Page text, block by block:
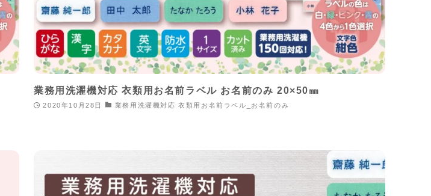
業務用洗濯機対応 衣類用お名前ラベル お名前のみ 20×50㎜
2020年10月28日 業務用洗濯機対応 衣類用お名前ラベル_お名前のみ